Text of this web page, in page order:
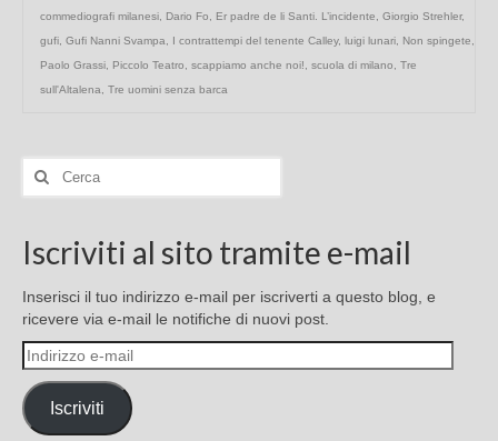
commediografi milanesi
Dario Fo Er padre de li Santi. L’incidente Giorgio Strehler,
gufi Gufi Nanni Svampa I contrattempi del tenente Calley, luigi lunari Non spingete
Paolo Grassi
Piccolo Teatro scappiamo anche noi! scuola di milano
Tre
sull'Altalena
Tre uomini senza barca
Cerca:
Iscriviti al sito tramite e-mail
Inserisci il tuo indirizzo e-mail per iscriverti a questo blog, e
ricevere via e-mail le notifiche di nuovi post.
Indirizzo
e-
mail
Iscriviti